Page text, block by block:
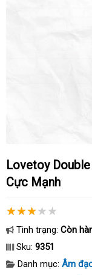
Lovetoy Double Side 2 Đầu Mềm Mịn Kích Thích
Cực Mạnh
Tình trạng: Còn
Sku: 9351
Danh mục: Âm